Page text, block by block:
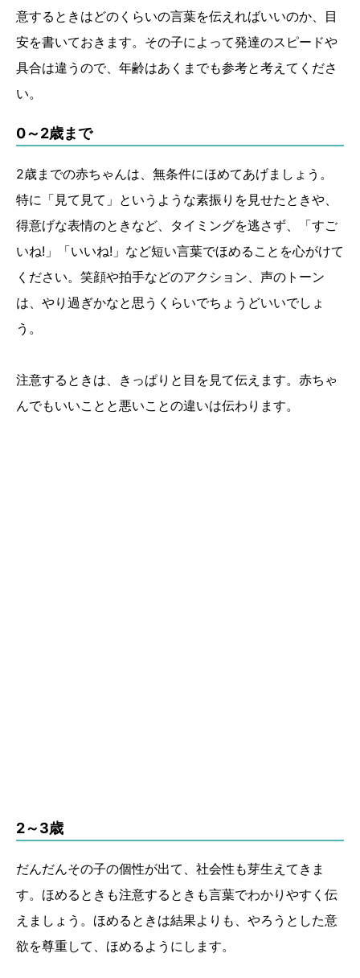
意するときはどのくらいの言葉を伝えればいいのか、目
安を書いておきます。その子によって発達のスピードや
具合は違うので、年齢はあくまでも参考と考えてくださ
い。
0～2歳まで
2歳までの赤ちゃんは、無条件にほめてあげましょう。
特に「見て見て」というような素振りを見せたときや、
得意げな表情のときなど、タイミングを逃さず、「すご
いね!」「いいね!」など短い言葉でほめることを心がけて
ください。笑顔や拍手などのアクション、声のトーン
は、やり過ぎかなと思うくらいでちょうどいいでしょ
う。
注意するときは、きっぱりと目を見て伝えます。赤ちゃ
んでもいいことと悪いことの違いは伝わります。
2～3歳
だんだんその子の個性が出て、社会性も芽生えてきま
す。ほめるときも注意するときも言葉でわかりやすく伝
えましょう。ほめるときは結果よりも、やろうとした意
欲を尊重して、ほめるようにします。